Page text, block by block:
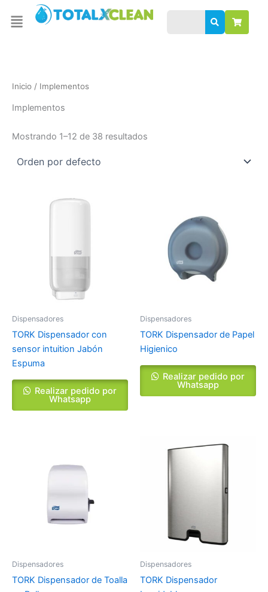
Menu
u
s
Inicio / Implementos
Implementos
Mostrando 1–12 de 38 resultados
Dispensadores
TORK Dispensador con
sensor intuition Jabón
Espuma
Realizar pedido por
Whatsapp
Dispensadores
TORK Dispensador de Papel
Higienico
Realizar pedido por
Whatsapp
Dispensadores
TORK Dispensador de Toalla
Dispensadores
TORK Dispensador